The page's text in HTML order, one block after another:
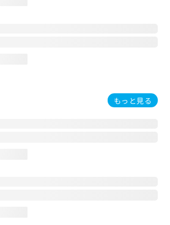
もっと見る